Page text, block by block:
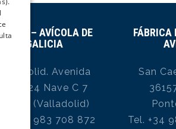
– AVÍCOLA DE
GALICIA
Mercaolid. Avenida
Euro, 24 Nave C 7
47009 (Valladolid)
+34 983 708 872
FÁBRICA
San
Tel. +34